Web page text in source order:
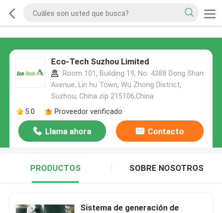
Eco-Tech Suzhou Limited
Room 101, Building 19, No. 4388 Dong Shan
Avenue, Lin hu Town, Wu Zhong District,
Suzhou, China zip 215106,China
5.0
Proveedor verificado
Llama ahora Contacto
PRODUCTOS SOBRE NOSOTROS
Sistema de generación de